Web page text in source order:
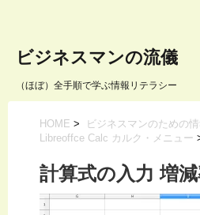
ビジネスマンの流儀
（ほぼ）全手順で学ぶ情報リテラシー
HOME > ビジネスマンのための
Libreoffce Calc カルク・メニュー
計算式の入力 増